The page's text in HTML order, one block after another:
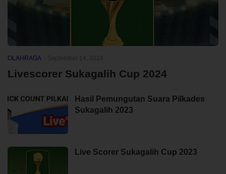
OLAHRAGA
Livescorer Sukagalih Cup 2024
Hasil Pemungutan Suara Pilkades
Sukagalih 2023
Live Scorer Sukagalih Cup 2023